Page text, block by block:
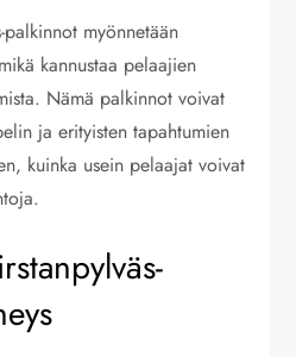
palkinnot myönnetään
kannustaa pelaajien
Nämä palkinnot voivat
ja erityisten tapahtumien
kuinka usein pelaajat voivat